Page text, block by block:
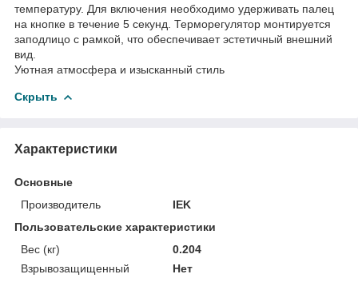
температуру. Для включения необходимо удерживать палец
на кнопке в течение 5 секунд. Терморегулятор монтируется
заподлицо с рамкой, что обеспечивает эстетичный внешний
вид.
Уютная атмосфера и изысканный стиль
Скрыть
Характеристики
Основные
Производитель
IEK
Пользовательские характеристики
Вес (кг)
0.204
Взрывозащищенный
Нет